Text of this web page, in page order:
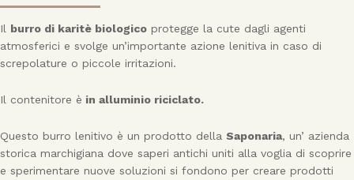
Il burro di karitè biologico protegge la cute dagli agenti
atmosferici e svolge un’importante azione lenitiva in caso di
screpolature o piccole irritazioni.
Il contenitore è in alluminio riciclato.
Questo burro lenitivo è un prodotto della Saponaria, un’ azienda
storica marchigiana dove saperi antichi uniti alla voglia di scoprire
e sperimentare nuove soluzioni si fondono per creare prodotti